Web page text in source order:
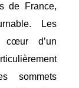
de France,
Les
cœur d’un
sommets